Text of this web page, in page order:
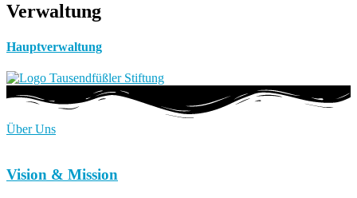
Verwaltung
Hauptverwaltung
Über Uns
Vision & Mission